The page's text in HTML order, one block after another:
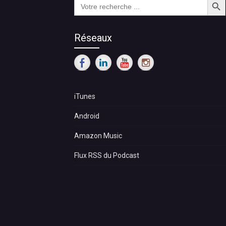
for:
Réseaux
iTunes
Android
Amazon Music
Flux RSS du Podcast